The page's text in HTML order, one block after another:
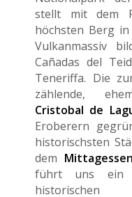
stellt mit dem
höchsten Berg
Vulkanmassiv
Cañadas del
Teneriffa. Die
zählende,
Cristobal de
Eroberern
historischsten
dem Mittagessen
führt uns ein